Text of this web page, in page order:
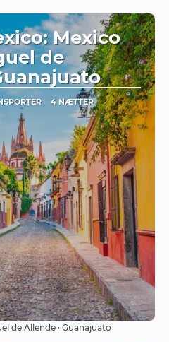
Mexico
de
4 NÆTTER
Se
de Allende · Guanajuato